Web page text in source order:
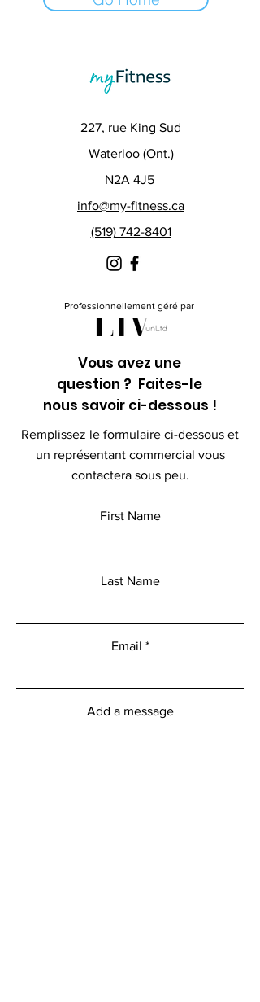
227, rue King Sud
Waterloo (Ont.)
N2A 4J5
info@my-fitness.ca
(519) 742-8401
Professionnellement géré par
Vous avez une
question ? Faites-le
nous savoir ci-dessous !
Remplissez le formulaire ci-dessous et
un représentant commercial vous
contactera sous peu.
First Name
Last Name
Email
Add a message